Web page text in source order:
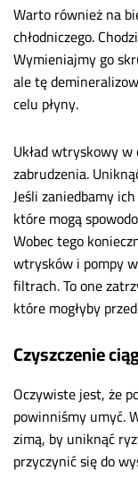
Warto również na
chłodniczego.
Wymieniajmy go
ale tę
celu płyny.
Układ wtryskowy
zabrudzenia.
Jeśli zaniedbamy
które mogą
Wobec tego
wtrysków i pompy
filtrach. To one
które mogłyby
Czyszczenie
Oczywiste jest, że
powinniśmy umyć.
zimą, by uniknąć
przyczynić się do